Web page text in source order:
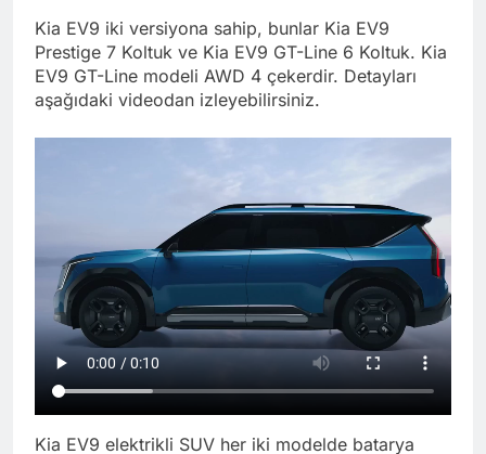
Kia EV9 iki versiyona sahip, bunlar Kia EV9
Prestige 7 Koltuk ve Kia EV9 GT-Line 6 Koltuk. Kia
EV9 GT-Line modeli AWD 4 çekerdir. Detayları
aşağıdaki videodan izleyebilirsiniz.
Kia EV9 elektrikli SUV her iki modelde batarya